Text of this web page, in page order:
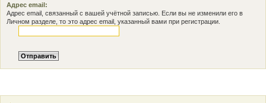
Адрес email:
Адрес email, связанный с вашей учётной записью. Если вы не изменили его в
Личном разделе, то это адрес email, указанный вами при регистрации.